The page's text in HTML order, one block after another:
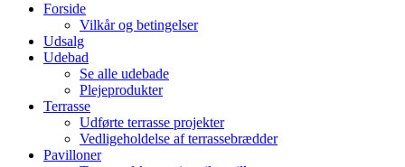
Forside
Vilkår og betingelser
Udsalg
Udebad
Se alle udebade
Plejeprodukter
Terrasse
Udførte terrasse projekter
Vedligeholdelse af terrassebrædder
Pavilloner